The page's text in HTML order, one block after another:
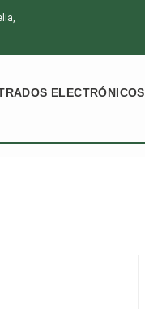
ELECTRÓNICOS